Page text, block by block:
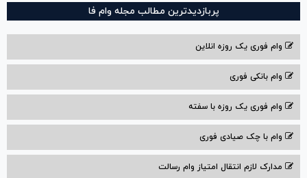
پربازدیدترین مطالب مجله وام فا
وام فوری یک روزه انلاین
وام بانکی فوری
وام فوری یک روزه با سفته
وام با‌ چک صیادی‌ فوری
مدارک لازم انتقال امتیاز وام رسالت